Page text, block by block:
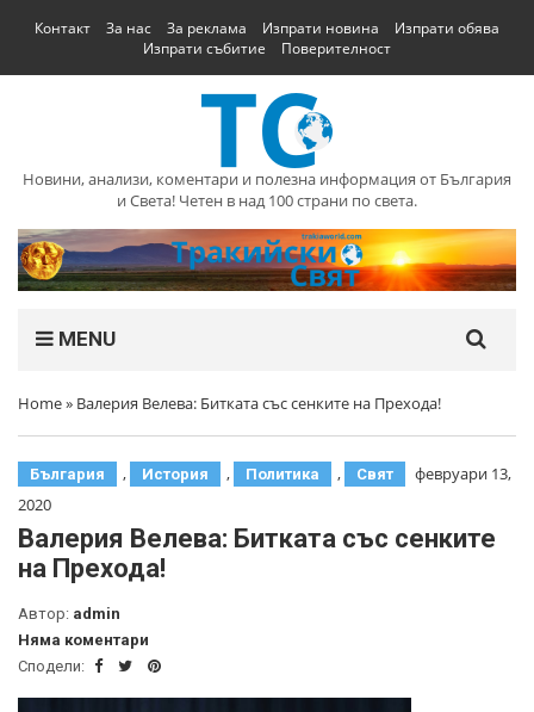
Контакт За нас За реклама Изпрати новина
Изпрати обява
Изпрати събитие
Поверителност
Новини, анализи, коментари и полезна информация от България
и Света! Четен в над 100 страни по света.
MENU
Home» Валерия Велева: Битката със сенките на Прехода!
България , История , Политика , Свят
февруари 13,
2020
Валерия Велева: Битката със сенките
на Прехода!
Автор: admin
Няма коментари
Сподели: